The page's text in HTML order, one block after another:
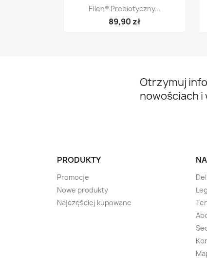
Szybki podgląd
Ellen® Prebiotyczny...
89,90 zł
Otrzymuj
nowościach
PRODUKTY
Promocje
Nowe produkty
Najczęściej kupowane